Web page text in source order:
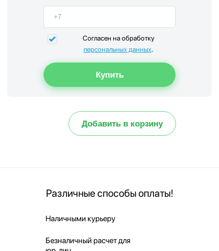
Согласен на обработку
персональных данных.
Добавить в корзину
Различные способы оплаты!
Наличными курьеру
Безналичный расчет для